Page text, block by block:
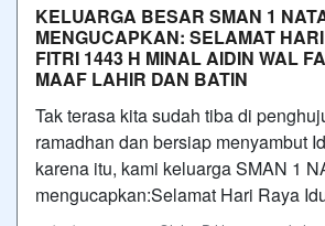
KELUARGA BESAR SMAN 1
MENGUCAPKAN: SELAMAT
FITRI 1443 H MINAL AIDIN WAL
MAAF LAHIR DAN BATIN
Tak terasa kita sudah tiba di
ramadhan dan bersiap menyambut
karena itu, kami keluarga SMAN 1
mengucapkan:Selamat Hari Raya